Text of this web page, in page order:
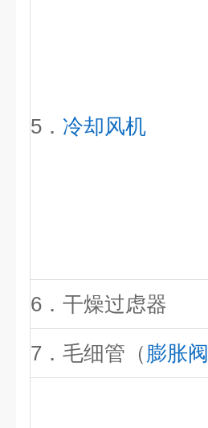
5． 冷却风机
6．干燥过虑器
7．毛细管（ 膨胀阀